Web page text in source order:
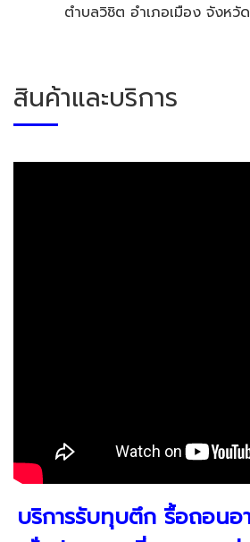
ตำบลวิชิต อำเภอเมือง จังห
สินค้าและบริการ
บริการรับทุบตึก รื้อถอนอ